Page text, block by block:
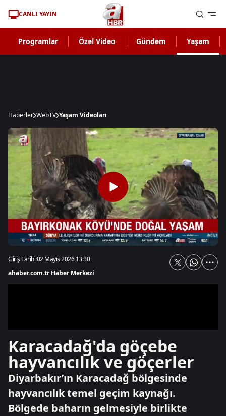
CANLI YAYIN
Programlar Özel Video Gündem Yaşam
Haberler WebTV Yaşam Videoları
Giriş Tarihi:02 Mayıs 2026 13:30
ahaber.com.tr Haber Merkezi
Karacadağ'da göçebe
hayvancılık ve göçerler
Diyarbakır’ın Karacadağ bölgesinde
hayvancılık temel geçim kaynağı.
Bölgede baharın gelmesiyle birlikte